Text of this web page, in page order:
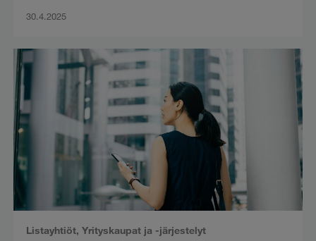
30.4.2025
Listayhtiöt, Yrityskaupat ja -järjestelyt